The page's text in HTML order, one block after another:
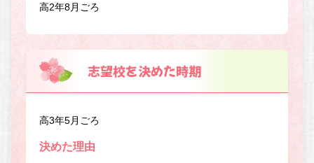
高2年8月ごろ
志望校を決めた時期
高3年5月ごろ
決めた理由